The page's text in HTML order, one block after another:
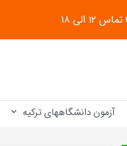
تماس ۱۲ الی ۱۸
آزمون دانشگاههای ترکیه